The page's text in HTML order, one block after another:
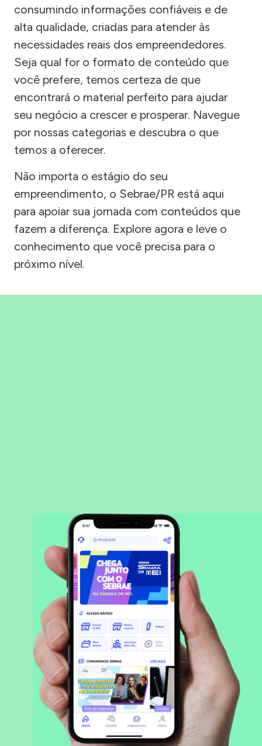
consumindo informações confiáveis e de
alta qualidade, criadas para atender às
necessidades reais dos empreendedores.
Seja qual for o formato de conteúdo que
você prefere, temos certeza de que
encontrará o material perfeito para ajudar
seu negócio a crescer e prosperar. Navegue
por nossas categorias e descubra o que
temos a oferecer.
Não importa o estágio do seu
empreendimento, o Sebrae/PR está aqui
para apoiar sua jornada com conteúdos que
fazem a diferença. Explore agora e leve o
conhecimento que você precisa para o
próximo nível.